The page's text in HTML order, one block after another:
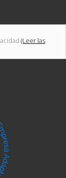
(Leer las